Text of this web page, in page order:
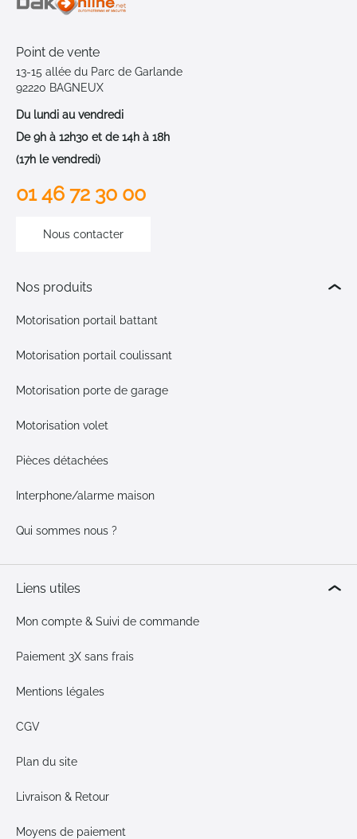
Point de vente
13-15 allée du Parc de Garlande
92220 BAGNEUX
Du lundi au vendredi
De 9h à 12h30 et de 14h à 18h
(17h le vendredi)
01 46 72 30 00
Nous contacter
Nos produits
Motorisation portail battant
Motorisation portail coulissant
Motorisation porte de garage
Motorisation volet
Pièces détachées
Interphone/alarme maison
Qui sommes nous ?
Liens utiles
Mon compte & Suivi de commande
Paiement 3X sans frais
Mentions légales
CGV
Plan du site
Livraison & Retour
Moyens de paiement